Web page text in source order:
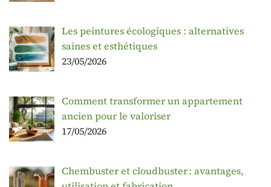
Les peintures écologiques : alternatives
saines et esthétiques
23/05/2026
Comment transformer un appartement
ancien pour le valoriser
17/05/2026
Chembuster et cloudbuster : avantages,